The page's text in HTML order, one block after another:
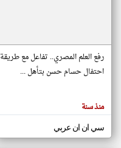
المقالات
الموجوده
هنا عن
رفع العلم المصري.. تفاعل مع طريقة
احتفال حسام حسن بتأهل ...
منذ سنة
سي ان ان عربي